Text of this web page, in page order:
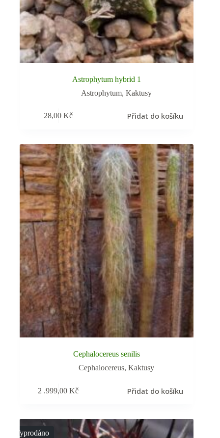
Astrophytum hybrid 1
Astrophytum,Kaktusy
28,00Kč Přidat do košíku
Cephalocereus senilis
Cephalocereus,Kaktusy
2 .999,00Kč Přidat do košíku
Vyprodáno